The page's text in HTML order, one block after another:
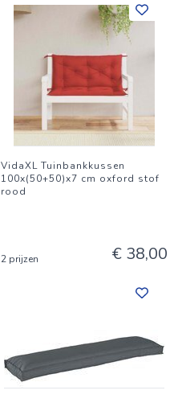
VidaXL Tuinbankkussen
100x(50+50)x7 cm oxford stof
rood
2 prijzen € 38,00